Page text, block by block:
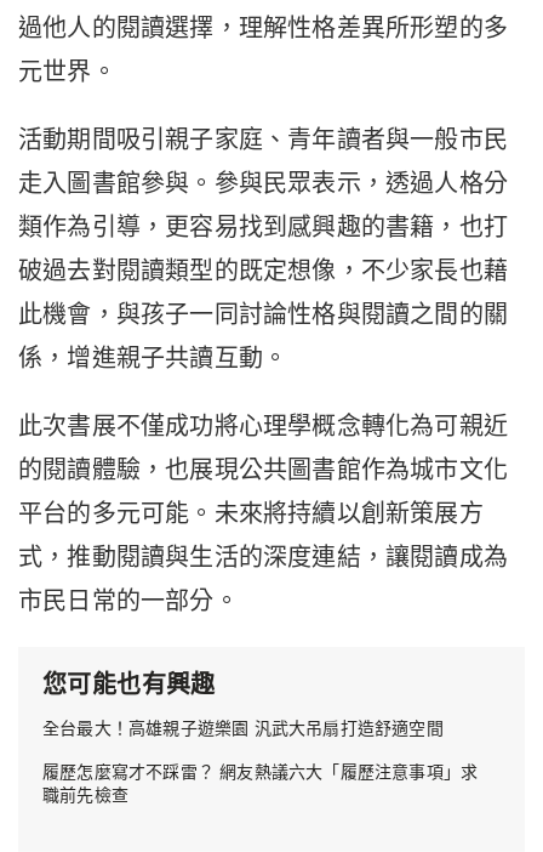
過他人的閱讀選擇，理解性格差異所形塑的多
元世界。
活動期間吸引親子家庭、青年讀者與一般市民
走入圖書館參與。參與民眾表示，透過人格分
類作為引導，更容易找到感興趣的書籍，也打
破過去對閱讀類型的既定想像，不少家長也藉
此機會，與孩子一同討論性格與閱讀之間的關
係，增進親子共讀互動。
此次書展不僅成功將心理學概念轉化為可親近
的閱讀體驗，也展現公共圖書館作為城市文化
平台的多元可能。未來將持續以創新策展方
式，推動閱讀與生活的深度連結，讓閱讀成為
市民日常的一部分。
您可能也有興趣
全台最大！高雄親子遊樂園 汎武大吊扇打造舒適空間
履歷怎麼寫才不踩雷？ 網友熱議六大「履歷注意事項」求
職前先檢查